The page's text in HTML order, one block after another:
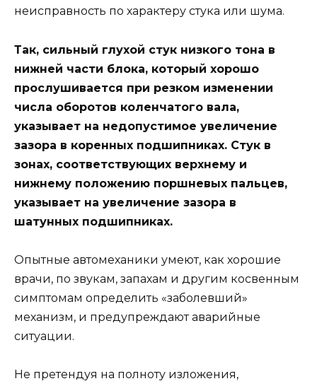
неисправность по характеру стука или шума.
Так, сильный глухой стук низкого тона в
нижней части блока, который хорошо
прослушивается при резком изменении
числа оборотов коленчатого вала,
указывает на недопустимое увеличение
зазора в коренных подшипниках. Стук в
зонах, соответствующих верхнему и
нижнему положению поршневых пальцев,
указывает на увеличение зазора в
шатунных подшипниках.
Опытные автомеханики умеют, как хорошие
врачи, по звукам, запахам и другим косвенным
симптомам определить «заболевший»
механизм, и предупреждают аварийные
ситуации.
Не претендуя на полноту изложения,